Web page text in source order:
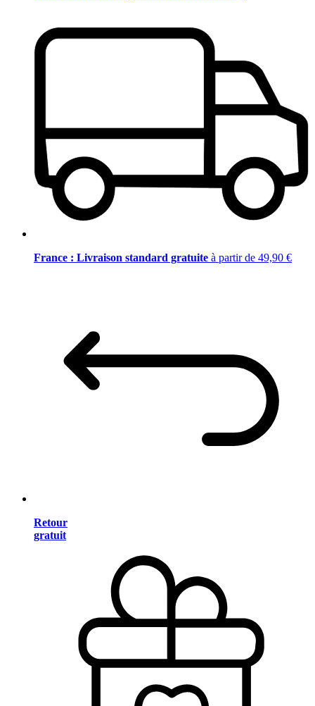
France : Livraison standard gratuite à partir de 49,90 €
Retour
gratuit